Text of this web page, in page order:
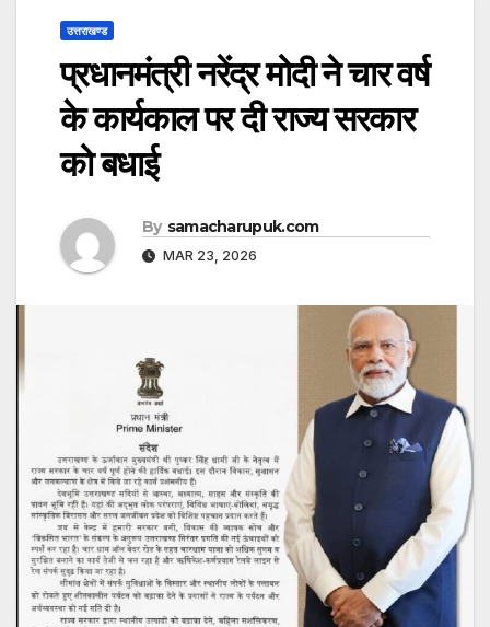
उत्तराखण्ड
प्रधानमंत्री नरेंद्र मोदी ने चार वर्ष
के कार्यकाल पर दी राज्य सरकार
को बधाई
By samacharupuk.com
MAR 23, 2026